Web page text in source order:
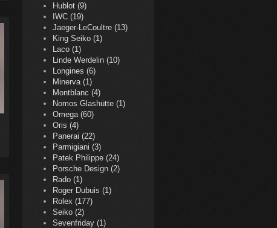
Hublot (9)
IWC (19)
Jaeger-LeCoultre (13)
King Seiko (1)
Laco (1)
Linde Werdelin (10)
Longines (6)
Minerva (1)
Montblanc (4)
Nomos Glashütte (1)
Omega (60)
Oris (4)
Panerai (22)
Parmigiani (3)
Patek Philippe (24)
Porsche Design (2)
Rado (1)
Roger Dubuis (1)
Rolex (177)
Seiko (2)
Sevenfriday (1)